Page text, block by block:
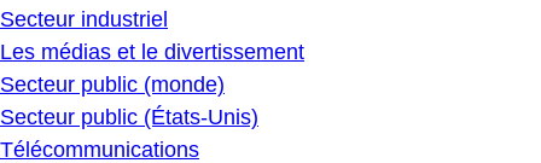
Secteur industriel
Les médias et le divertissement
Secteur public (monde)
Secteur public (États-Unis)
Télécommunications